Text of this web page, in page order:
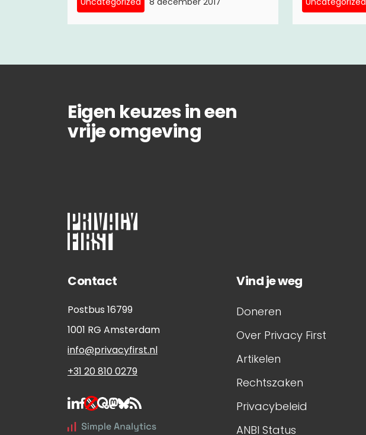
Eigen keuzes in een
vrije omgeving
Contact
Postbus 16799
1001 RG Amsterdam
info@privacyfirst.nl
+31 20 810 0279
Vind je weg
Doneren
Over Privacy First
Artikelen
Rechtszaken
Privacybeleid
ANBI Status